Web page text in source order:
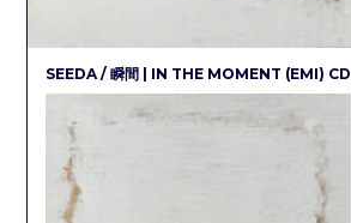
SEEDA / 瞬間 | IN THE MOMENT (EMI) CD